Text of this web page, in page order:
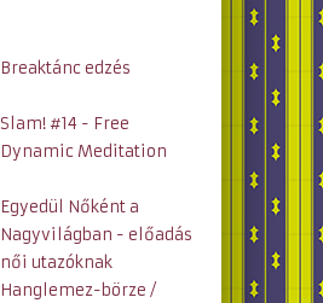
Breaktánc edzés
Slam! #14 - Free
Dynamic Meditation
Egyedül Nőként a
Nagyvilágban - előadás
női utazóknak
Hanglemez-börze /